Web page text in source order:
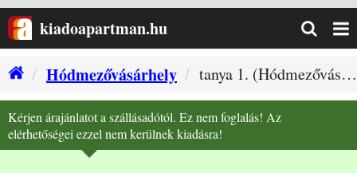
kiadoapartman.hu
Hódmezővásárhely
tanya 1. (Hódmezővásárhely szállás)
Kérjen árajánlatot a szállásadótól. Ez nem foglalás! Az
elérhetőségei ezzel nem kerülnek kiadásra!